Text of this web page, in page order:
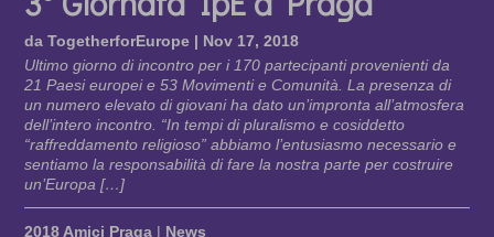
daTogetherforEurope | Nov 17, 2018
Ultimo giorno di incontro per i 170 partecipanti provenienti da
21 Paesi europei e 53 Movimenti e Comunità. La presenza di
un numero elevato di giovani ha dato un’impronta all’atmosfera
dell’intero incontro. “In tempi di pluralismo e cosiddetto
“raffreddamento religioso” abbiamo l’entusiasmo necessario e
sentiamo la responsabilità di fare la nostra parte per costruire
un’Europa […]
2018 Amici Praga | News